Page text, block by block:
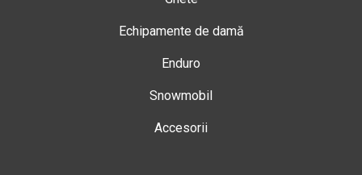
Echipamente de damă
Enduro
Snowmobil
Accesorii